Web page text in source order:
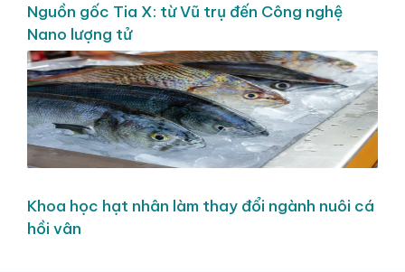
Nguồn gốc Tia X: từ Vũ trụ đến Công nghệ
Nano lượng tử
Khoa học hạt nhân làm thay đổi ngành nuôi cá
hồi vân